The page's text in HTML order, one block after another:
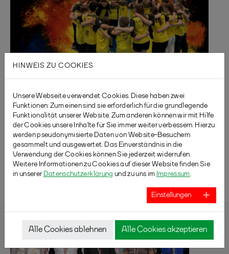
ZURÜCK
HINWEIS ZU COOKIES
Unsere Webseite verwendet Cookies. Diese haben zwei
Funktionen: Zum einen sind sie erforderlich für die grundlegende
Funktionalität unserer Website. Zum anderen können wir mit Hilfe
der Cookies unsere Inhalte für Sie immer weiter verbessern. Hierzu
werden pseudonymisierte Daten von Website-Besuchern
gesammelt und ausgewertet. Das Einverständnis in die
Verwendung der Cookies können Sie jederzeit widerrufen.
Weitere Informationen zu Cookies auf dieser Website finden Sie
in unserer Datenschutzerklärung und zu uns im Impressum
Einstellungen
Alle Cookies ablehnen Alle Cookies akzeptieren